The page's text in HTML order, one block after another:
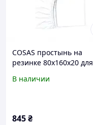
COSAS простынь на
резинке 80х160х20 для
856XM4266
В наличии
845₴